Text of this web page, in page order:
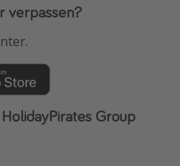
verpassen?
Group